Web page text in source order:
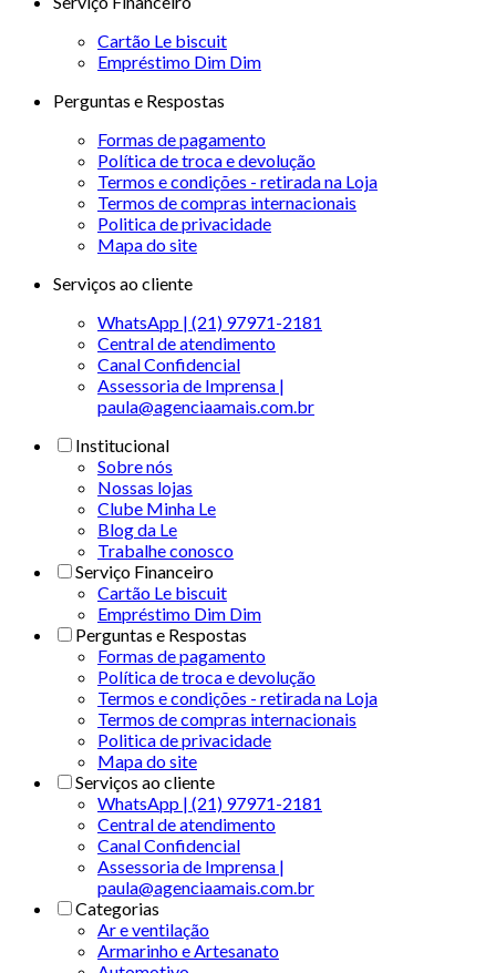
Cartão Le biscuit
Empréstimo Dim Dim
Perguntas e Respostas
Formas de pagamento
Política de troca e devolução
Termos e condições - retirada na Loja
Termos de compras internacionais
Politica de privacidade
Mapa do site
Serviços ao cliente
WhatsApp | (21) 97971-2181
Central de atendimento
Canal Confidencial
Assessoria de Imprensa |
paula@agenciaamais.com.br
Institucional
Sobre nós
Nossas lojas
Clube Minha Le
Blog da Le
Trabalhe conosco
Serviço Financeiro
Cartão Le biscuit
Empréstimo Dim Dim
Perguntas e Respostas
Formas de pagamento
Política de troca e devolução
Termos e condições - retirada na Loja
Termos de compras internacionais
Politica de privacidade
Mapa do site
Serviços ao cliente
WhatsApp | (21) 97971-2181
Central de atendimento
Canal Confidencial
Assessoria de Imprensa |
paula@agenciaamais.com.br
Categorias
Ar e ventilação
Armarinho e Artesanato